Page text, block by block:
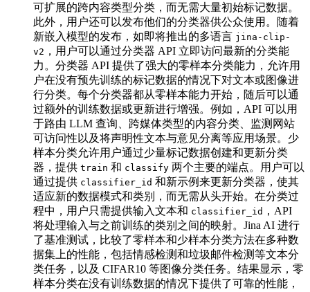
可扩展的跨内容类型分类，而无需大量初始标记数据。
此外，用户还可以发布他们的分类器供公众使用。随着
新嵌入模型的发布，如即将推出的多语言 jina-clip-
v2 ，用户可以通过分类器 API 立即访问最新的分类能
力。分类器 API 提供了强大的零样本分类能力，允许用
户在没有预先训练的标记数据的情况下对文本或图像进
行分类。每个分类器都从零样本能力开始，随后可以通
过额外的训练数据或更新进行增强。例如，API 可以用
于路由 LLM 查询、跨媒体类型的内容分类、监测网站
可访问性以及将声明性文本与意见分离等应用场景。少
样本分类允许用户通过少量标记数据创建和更新分类
器，提供 train 和 classify 两个主要的端点。用户可以
通过提供 classifier_id 和新示例来更新分类器，使其
适应新的数据模式和类别，而无需从头开始。在分类过
程中，用户只需提供输入文本和 classifier_id ，API
将处理输入与之前训练的类别之间的映射。Jina AI 进行
了基准测试，比较了零样本和少样本分类方法在多种数
据集上的性能，包括情感检测和垃圾邮件检测等文本分
类任务，以及 CIFAR10 等图像分类任务。结果显示，零
样本分类在没有训练数据的情况下提供了可靠的性能，